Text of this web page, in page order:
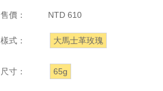
售價： NTD 610
樣式： 大馬士革玫瑰
尺寸： 65g